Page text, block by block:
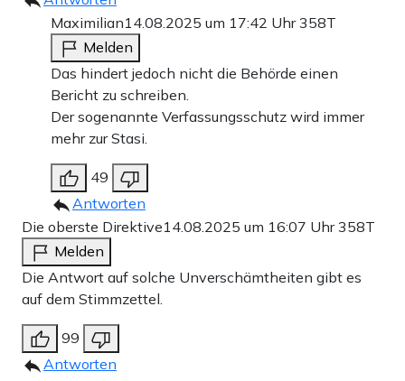
Maximilian14.08.2025 um 17:42 Uhr358T
Melden
Das hindert jedoch nicht die Behörde einen
Bericht zu schreiben.
Der sogenannte Verfassungsschutz wird immer
mehr zur Stasi.
49
Antworten
Die oberste Direktive14.08.2025 um 16:07 Uhr358T
Melden
Die Antwort auf solche Unverschämtheiten gibt es
auf dem Stimmzettel.
99
Antworten